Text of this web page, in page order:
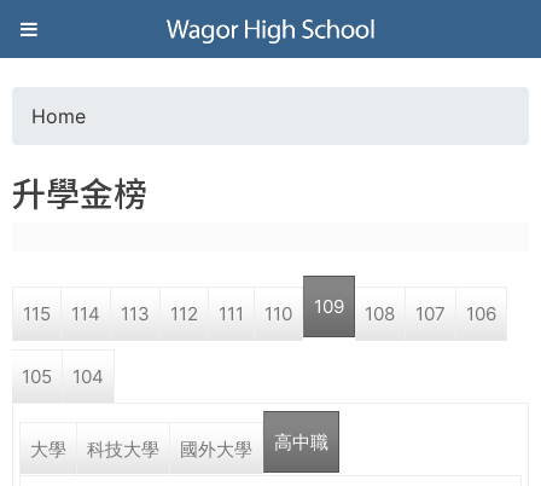
Jump to navigation
葳
格
高
學
o
a
r
e
Home
升學金榜
115 114 113 112 111 110 109 108 107 106
105 104
大學 科技大學 國外大學 高中職